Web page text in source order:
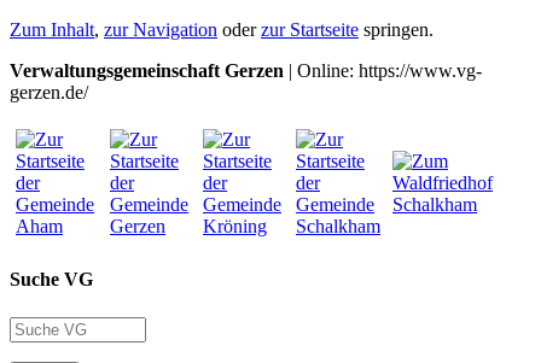
Zum Inhalt, zur Navigation oderzur Startseite springen.
Verwaltungsgemeinschaft Gerzen | Online: https://www.vg-
gerzen.de/
Suche VG